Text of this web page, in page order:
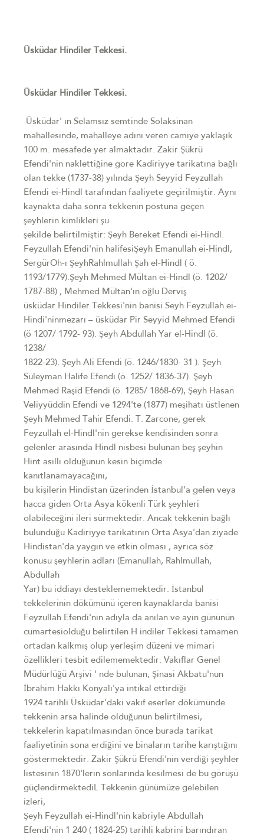
Üsküdar Hindiler Tekkesi.
Üsküdar Hindiler Tekkesi.
Üsküdar' ın Selamsız semtinde Solaksinan
mahallesinde, mahalleye adını veren camiye yaklaşık
100 m. mesafede yer almaktadır. Zakir Şükrü
Efendi'nin naklettiğine gore Kadiriyye tarikatına bağlı
olan tekke (1737-38) yılında Şeyh Seyyid Feyzullah
Efendi ei-Hindl tarafından faaliyete geçirilmiştir. Aynı
kaynakta daha sonra tekkenin postuna geçen
şeyhlerin kimlikleri şu
şekilde belirtilmiştir: Şeyh Bereket Efendi ei-Hindl.
Feyzullah Efendi'nin halifesiŞeyh Emanullah ei-Hindl,
SergürOh-ı ŞeyhRahlmullah Şah el-Hindl ( ö.
1193/1779).Şeyh Mehmed Mültan ei-Hindl (ö. 1202/
1787-88) , Mehmed Mültan'ın oğlu Derviş
üsküdar Hindiler Tekkesi'nin banisi Seyh Feyzullah ei-
Hindi'ninmezarı – üsküdar Pir Seyyid Mehmed Efendi
(ö 1207/ 1792- 93). Şeyh Abdullah Yar el-Hindl (ö.
1238/
1822-23). Şeyh Ali Efendi (ö. 1246/1830- 31 ). Şeyh
Süleyman Halife Efendi (ö. 1252/ 1836-37). Şeyh
Mehmed Raşid Efendi (ö. 1285/ 1868-69), Şeyh Hasan
Veliyyüddin Efendi ve 1294'te (1877) meşihatı üstlenen
Şeyh Mehmed Tahir Efendi. T. Zarcone, gerek
Feyzullah el-Hindl'nin gerekse kendisinden sonra
gelenler arasında Hindl nisbesi bulunan beş şeyhin
Hint asıllı olduğunun kesin biçimde
kanıtlanamayacağını,
bu kişilerin Hindistan üzerinden İstanbul'a gelen veya
hacca giden Orta Asya kökenli Türk şeyhleri
olabileceğini ileri sürmektedir. Ancak tekkenin bağlı
bulunduğu Kadiriyye tarikatının Orta Asya'dan ziyade
Hindistan'da yaygın ve etkin olması , ayrıca söz
konusu şeyhlerin adları (Emanullah, Rahlmullah,
Abdullah
Yar) bu iddiayı desteklememektedir. İstanbul
tekkelerinin dökümünü içeren kaynaklarda banisi
Feyzullah Efendi'nin adıyla da anılan ve ayin gününün
cumartesiolduğu belirtilen H indiler Tekkesi tamamen
ortadan kalkmış olup yerleşim düzeni ve mimari
özellikleri tesbit edilememektedir. Vakıflar Genel
Müdürlüğü Arşivi ' nde bulunan, Şinasi Akbatu'nun
İbrahim Hakkı Konyalı'ya intikal ettirdiği
1924 tarihli Üsküdar'daki vakıf eserler dökümünde
tekkenin arsa halinde olduğunun belirtilmesi,
tekkelerin kapatılmasından önce burada tarikat
faaliyetinin sona erdiğini ve binaların tarihe karıştığını
göstermektedir. Zakir Şükrü Efendi'nin verdiği şeyhler
listesinin 1870'lerin sonlarında kesilmesi de bu görüşü
güçlendirmektediL Tekkenin günümüze gelebilen
izleri,
Şeyh Feyzullah ei-Hindl'nin kabriyle Abdullah
Efendi'nin 1 240 ( 1824-25) tarihli kabrini barındıran